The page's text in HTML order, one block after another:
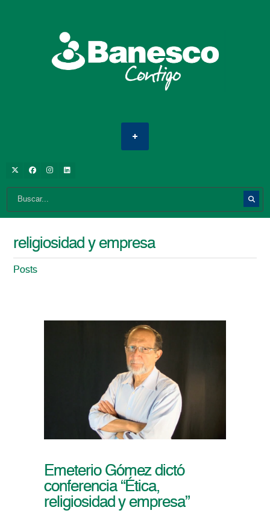
religiosidad y empresa
Posts
Emeterio Gómez dictó
conferencia “Ética,
religiosidad y empresa”